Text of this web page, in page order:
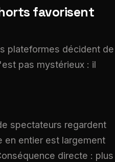
favorisent
plateformes décident de
pas mystérieux : il
spectateurs regardent
en entier est largement
directe : plus